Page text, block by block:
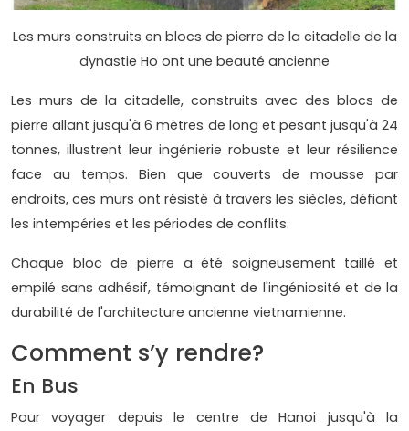
Les murs construits en blocs de pierre de la citadelle de la
dynastie Ho ont une beauté ancienne
Les murs de la citadelle, construits avec des blocs de
pierre allant jusqu'à 6 mètres de long et pesant jusqu'à 24
tonnes, illustrent leur ingénierie robuste et leur résilience
face au temps. Bien que couverts de mousse par
endroits, ces murs ont résisté à travers les siècles, défiant
les intempéries et les périodes de conflits.
Chaque bloc de pierre a été soigneusement taillé et
empilé sans adhésif, témoignant de l'ingéniosité et de la
durabilité de l'architecture ancienne vietnamienne.
Comment s’y rendre?
En Bus
Pour voyager depuis le centre de Hanoi jusqu'à la